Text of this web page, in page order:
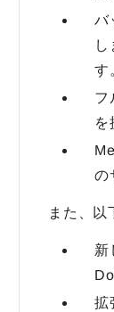
バ
す
フ
を
の
また、以
新
拡